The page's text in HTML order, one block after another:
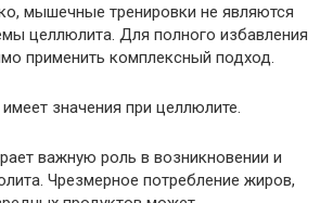
мышечные тренировки не являются
целлюлита. Для полного избавления
применить комплексный подход.
значения при целлюлите.
важную роль в возникновении и
Чрезмерное потребление жиров,